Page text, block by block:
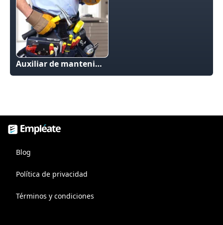
Auxiliar de mantenimiento/La Isla Mérida
Empléate, bolsa de trabajo
Blog
Política de privacidad
Términos y condiciones